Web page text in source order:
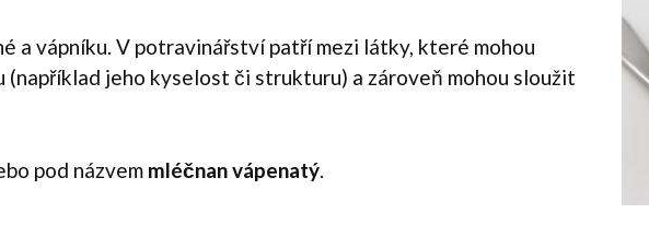
a vápníku. V potravinářství patří mezi látky, které mohou
jeho kyselost či strukturu) a zároveň mohou sloužit
pod názvem mléčnan vápenatý